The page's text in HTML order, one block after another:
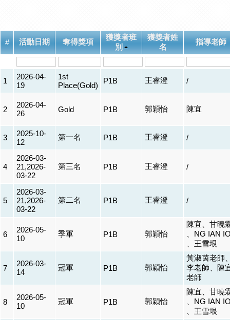
# 活動日期 奪得獎項
獲獎者班
別
獲獎者姓
名
指導老師
1
2026-04-
19
1st
Place(Gold)
P1B 王睿澄 /
2
2026-04-
26
Gold P1B 郭穎怡 陳宜
3
2025-10-
12
第一名 P1B 王睿澄 /
4
2026-03-
21,2026-
03-22
第三名 P1B 王睿澄 /
5
2026-03-
21,2026-
03-22
第二名 P1B 王睿澄 /
6
2026-05-
10
季軍 P1B 郭穎怡
陳宜、甘曉
、NG IAN
、王雪垠
7
2026-03-
14
冠軍 P1B 郭穎怡
黃淑茵老師
李老師、陳
老師
8
2026-05-
10
冠軍 P1B 郭穎怡
陳宜、甘曉
、NG IAN
、王雪垠